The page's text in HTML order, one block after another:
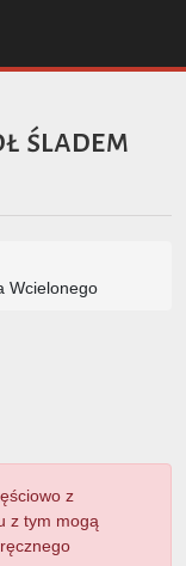
śladem
Wcielonego
z
z tym mogą